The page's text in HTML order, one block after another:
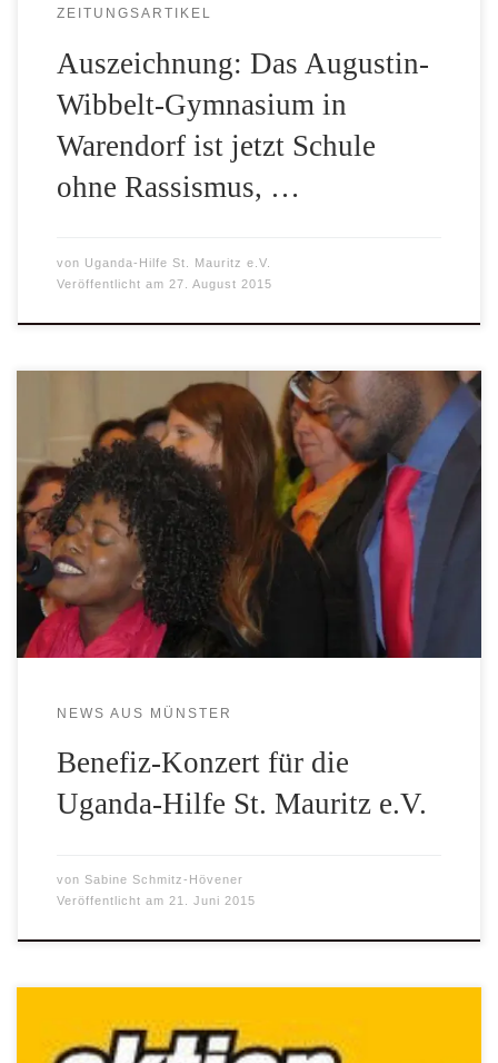
ZEITUNGSARTIKEL
Auszeichnung: Das Augustin-
Wibbelt-Gymnasium in
Warendorf ist jetzt Schule
ohne Rassismus, …
von Uganda-Hilfe St. Mauritz e.V.
Veröffentlicht am 27. August 2015
Wenn die Verantwortlichen am Samstagnachmittag noch
Sorge hatten, ob die Kirche wohl voll würde, so erwies sich
diese Angst als völlig unbegründet: Pastor Mensinck
betonte vielmehr in seiner herzlichen Begrüßung, dass er
sich eine so volle Kirche wahrlich öfter wünschen würde.
Und die Zuhörer wurden nicht enttäuscht: Der Gospelchor
Akuna […]
NEWS AUS MÜNSTER
Benefiz-Konzert für die
Uganda-Hilfe St. Mauritz e.V.
von Sabine Schmitz-Hövener
Veröffentlicht am 21. Juni 2015
Es ist gute Tradition am Augustin-Wibbelt-Gymnasium,